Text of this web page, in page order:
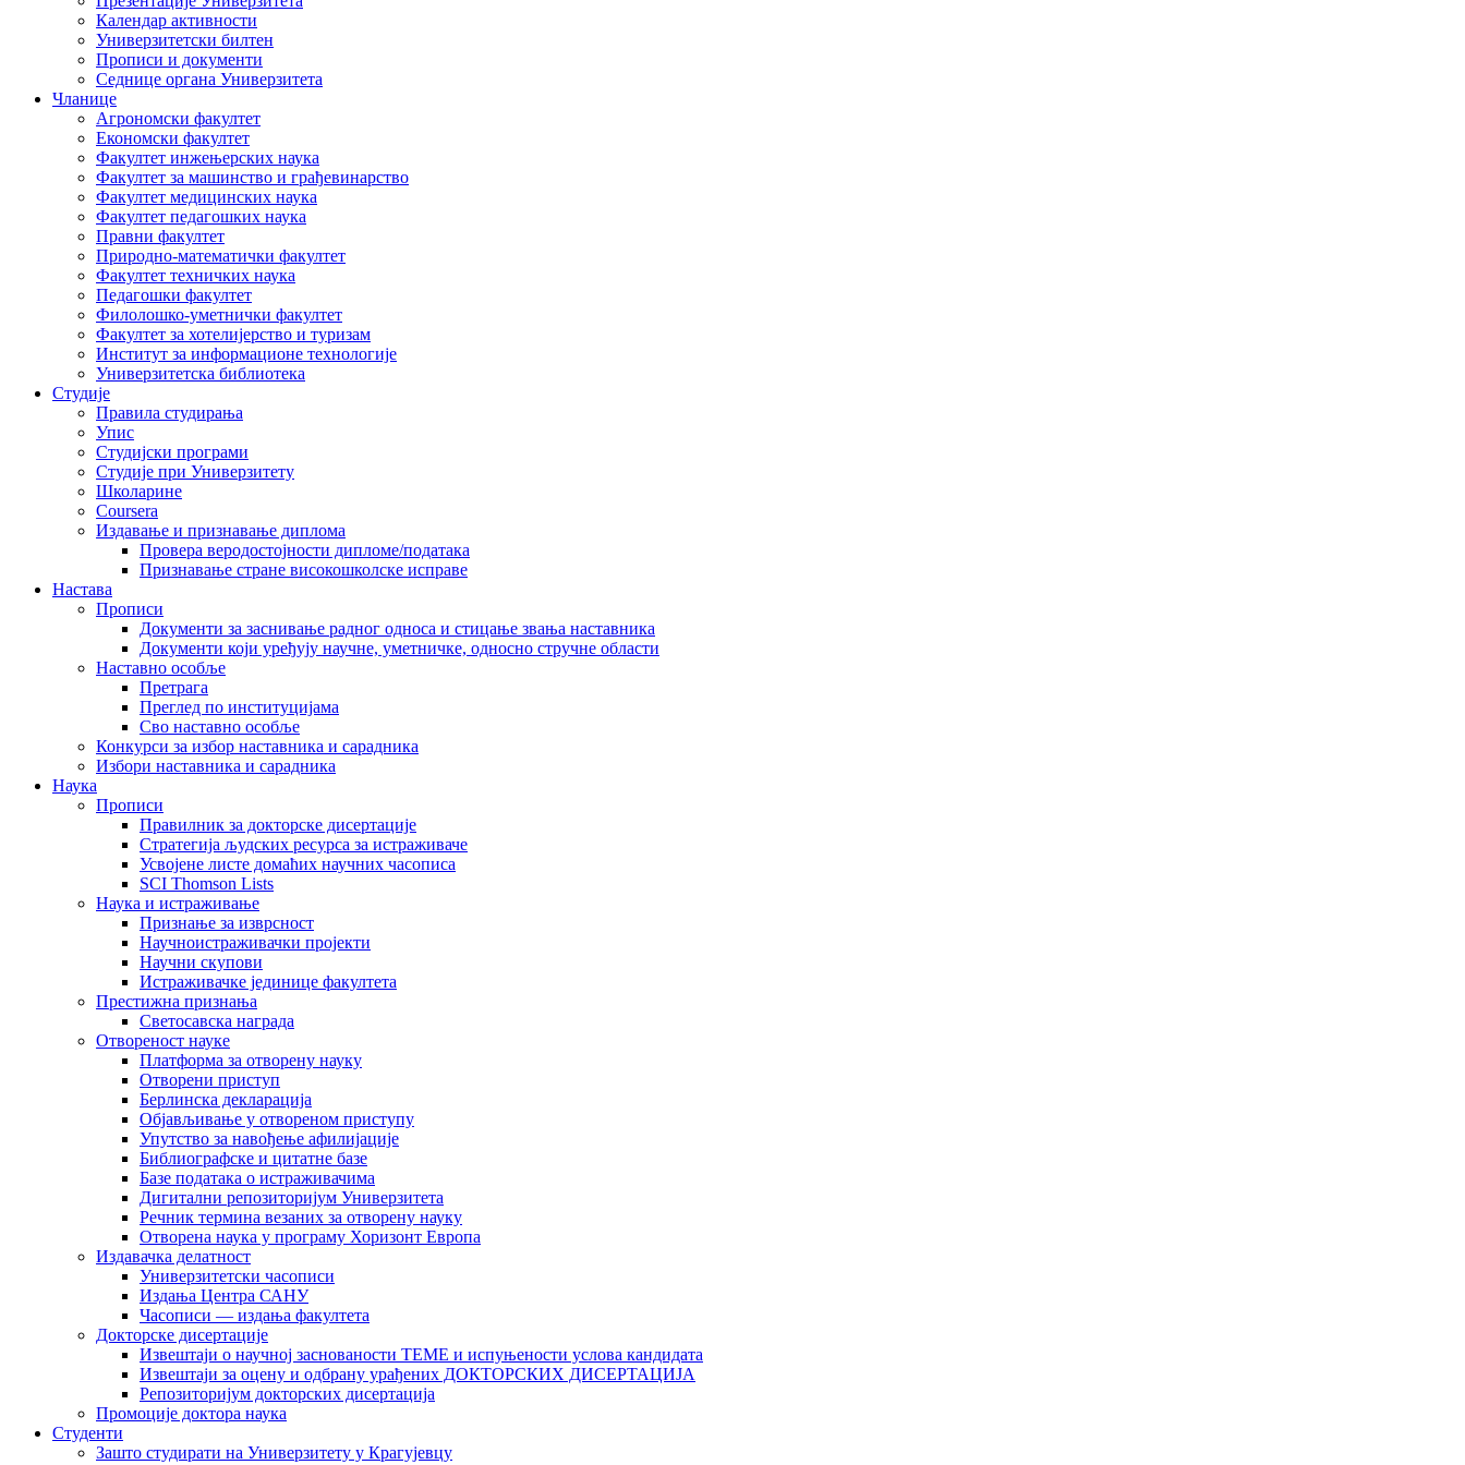
Календар активности
Универзитетски билтен
Прописи и документи
Седнице органа Универзитета
Чланице
Агрономски факултет
Економски факултет
Факултет инжењерских наука
Факултет за машинство и грађевинарство
Факултет медицинских наука
Факултет педагошких наука
Правни факултет
Природно-математички факултет
Факултет техничких наука
Педагошки факултет
Филолошко-уметнички факултет
Факултет за хотелијерство и туризам
Институт за информационе технологије
Универзитетска библиотека
Студије
Правила студирања
Упис
Студијски програми
Студије при Универзитету
Школарине
Coursera
Издавање и признавање диплома
Провера веродостојности дипломе/података
Признавање стране високошколске исправе
Настава
Прописи
Документи за заснивање радног односа и стицање звања наставника
Документи који уређују научне, уметничке, односно стручне области
Наставно особље
Претрага
Преглед по институцијама
Сво наставно особље
Конкурси за избор наставника и сарадника
Избори наставника и сарадника
Наука
Прописи
Правилник за докторске дисертације
Стратегија људских ресурса за истраживаче
Усвојене листе домаћих научних часописа
SCI Thomson Lists
Наука и истраживање
Признање за изврсност
Научноистраживачки пројекти
Научни скупови
Истраживачке јединице факултета
Престижна признања
Светосавска награда
Отвореност науке
Платформа за отворену науку
Отворени приступ
Берлинска декларација
Објављивање у отвореном приступу
Упутство за навођење афилијације
Библиографске и цитатне базе
Базе података о истраживачима
Дигитални репозиторијум Универзитета
Рeчник термина везаних за отворену науку
Отворена наука у програму Хоризонт Европа
Издавачка делатност
Универзитетски часописи
Издања Центра САНУ
Часописи — издања факултета
Докторске дисертације
Извештаји о научној заснованости ТЕМЕ и испуњености услова кандидата
Извештаји за оцену и одбрану урађених ДОКТОРСКИХ ДИСЕРТАЦИЈА
Репозиторијум докторских дисертација
Промоције доктора наука
Студенти
Зашто студирати на Универзитету у Крагујевцу